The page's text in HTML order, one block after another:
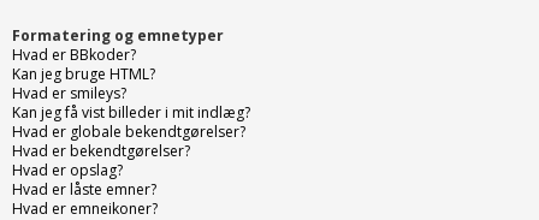
Formatering og emnetyper
Hvad er BBkoder?
Kan jeg bruge HTML?
Hvad er smileys?
Kan jeg få vist billeder i mit indlæg?
Hvad er globale bekendtgørelser?
Hvad er bekendtgørelser?
Hvad er opslag?
Hvad er låste emner?
Hvad er emneikoner?